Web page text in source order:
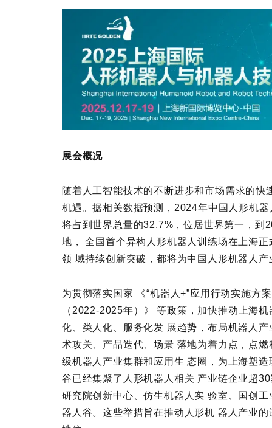
展会概况
随着人工智能技术的不断进步和市场需求的
机遇。据相关数据预测，2024年中国人形机
将占到世界总量的32.7%，位居世界第一，
地， 全国首个异构人形机器人训练场在上海
领 域持续创新突破，都将为中国人形机器人
为贯彻落实国家 《“机器人+”应用行动实施方
（2022-2025年）》 等政策，加快推动上海
化、类人化、服务化发 展趋势，布局机器人
术攻关、产品迭代、场景 落地为着力点，点
级机器人产业集群和应用生 态圈，为上海塑
谷已经集聚了人形机器人相关 产业链企业超
研究院创新中心、仿生机器人实 验室、国创
器人谷。这些举措旨在推动人形机 器人产业